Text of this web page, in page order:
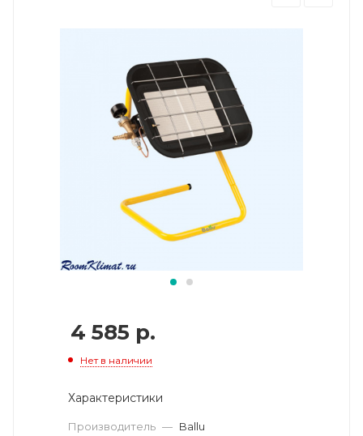
4 585 р.
Нет в наличии
Характеристики
Производитель — Ballu